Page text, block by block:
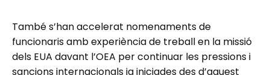
També s’han accelerat nomenaments de
funcionaris amb experiència de treball en la missió
dels EUA davant l’OEA per continuar les pressions i
sancions internacionals ja iniciades des d’aquest